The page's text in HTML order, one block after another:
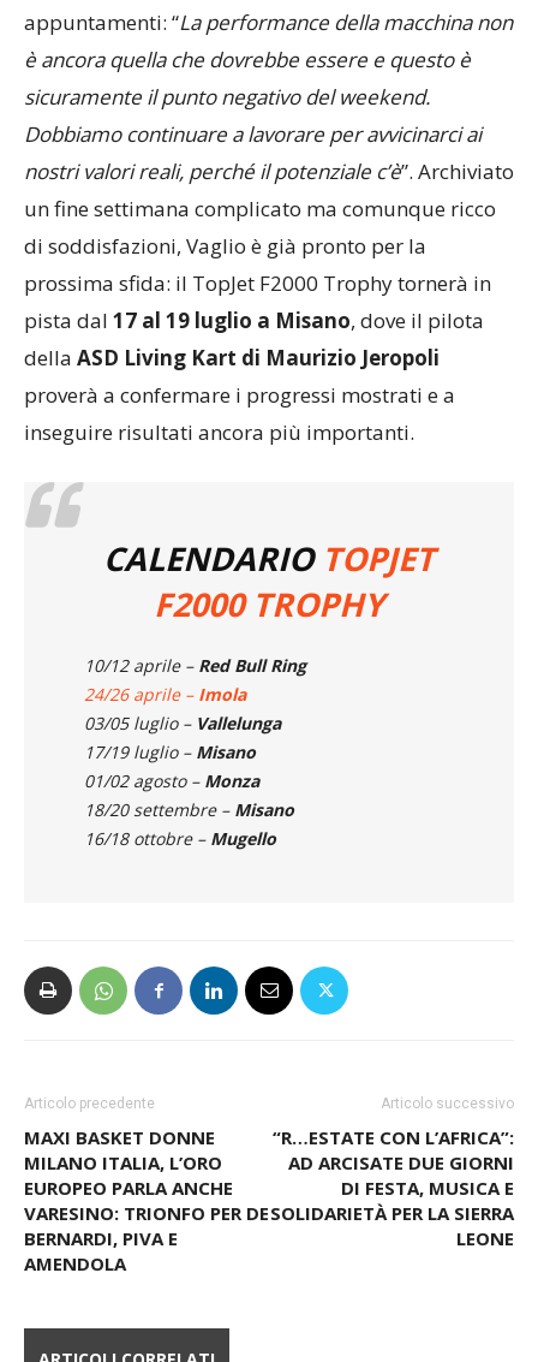
è ancora quella che dovrebbe essere e questo è
sicuramente il punto negativo del weekend.
Dobbiamo continuare a lavorare per avvicinarci ai
nostri valori reali, perché il potenziale c’è”. Archiviato
un fine settimana complicato ma comunque ricco
di soddisfazioni, Vaglio è già pronto per la
prossima sfida: il TopJet F2000 Trophy tornerà in
pista dal 17 al 19 luglio a Misano, dove il pilota
della ASD Living Kart di Maurizio Jeropoli
proverà a confermare i progressi mostrati e a
inseguire risultati ancora più importanti.
CALENDARIO TOPJET
F2000 TROPHY
24/26 aprile –Imola
03/05 luglio –Vallelunga
17/19 luglio – Misano
01/02 agosto –Monza
18/20 settembre –Misano
16/18 ottobre –Mugello
MAXI BASKET DONNE
MILANO ITALIA, L’ORO
EUROPEO PARLA ANCHE
VARESINO: TRIONFO PER DE
BERNARDI, PIVA E
AMENDOLA
“R…ESTATE CON L’AFRICA”:
AD ARCISATE DUE GIORNI
DI FESTA, MUSICA E
SOLIDARIETÀ PER LA SIERRA
LEONE